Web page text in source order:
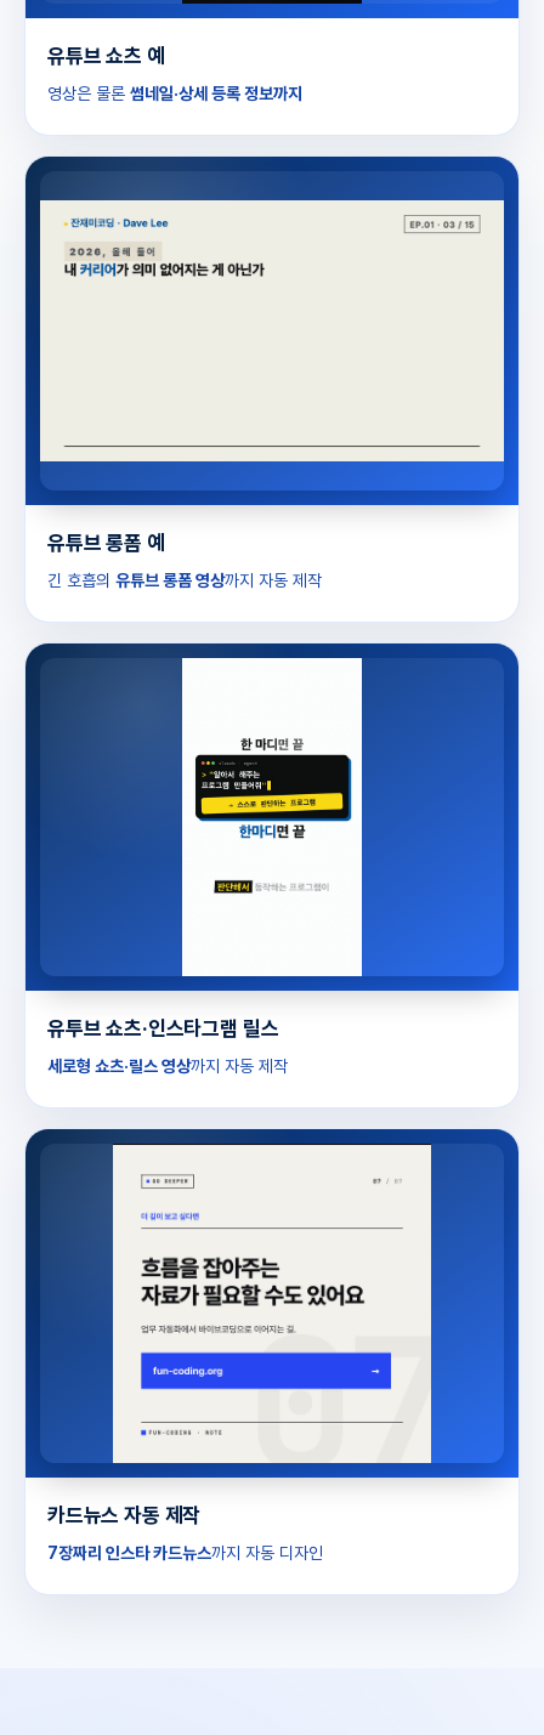
유튜브 쇼츠 예
영상은 물론 썸네일·상세 등록 정보까지
유튜브 롱폼 예
긴 호흡의 유튜브 롱폼 영상까지 자동 제작
유투브 쇼츠·인스타그램 릴스
세로형 쇼츠·릴스 영상까지 자동 제작
카드뉴스 자동 제작
7장짜리 인스타 카드뉴스까지 자동 디자인